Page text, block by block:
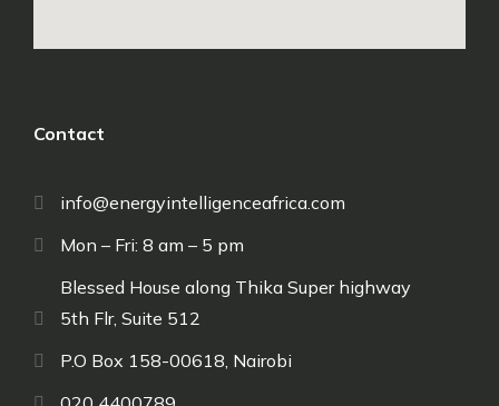
Contact
info@energyintelligenceafrica.com
Mon – Fri: 8 am – 5 pm
Blessed House along Thika Super highway
5th Flr, Suite 512
P.O Box 158-00618, Nairobi